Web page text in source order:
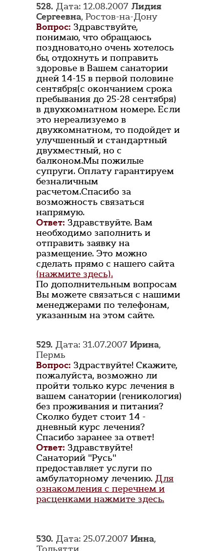
528. Дата: 12.08.2007 Лидия
Сергеевна, Ростов-на-Дону
Вопрос: Здравствуйте,
понимаю, что обращаюсь
поздновато,но очень хотелось
бы, отдохнуть и поправить
здоровье в Вашем санатории
дней 14-15 в первой половине
сентября(с окончанием срока
пребывания до 25-28 сентября)
в двухкомнатном номере. Если
это нереализуемо в
двухкомнатном, то подойдет и
улучшенный и стандартный
двухместный, но с
балконом.Мы пожилые
супруги. Оплату гарантируем
безналичным
расчетом.Спасибо за
возможность связаться
напрямую.
Ответ: Здравствуйте. Вам
необходимо заполнить и
отправить заявку на
размещение. Это можно
сделать прямо с нашего сайта
(нажмите здесь).
По дополнительным вопросам
Вы можете связаться с нашими
менеджерами по телефонам,
указанным на этом сайте.
529. Дата: 31.07.2007 Ирина,
Пермь
Вопрос: Здраствуйте! Скажите,
пожалуйста, возможно ли
пройти только курс лечения в
вашем санатории (геникология)
без проживания и питания?
Сколко будет стоит 14 -
дневный курс лечения?
Спасибо заранее за ответ!
Ответ: Здравствуйте!
Санаторий "Русь"
предоставляет услуги по
амбулаторному лечению. Для
ознакомления с перечнем и
расценками нажмите здесь.
530. Дата: 25.07.2007 Инна,